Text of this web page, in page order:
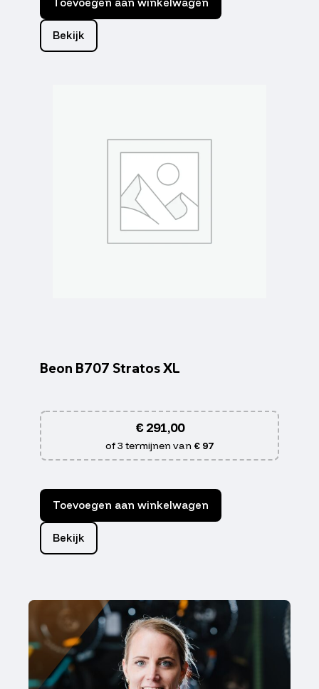
Bekijk
Beon B707 Stratos XL
€291,00
of 3 termijnen van € 97
Toevoegen aan winkelwagen
Bekijk